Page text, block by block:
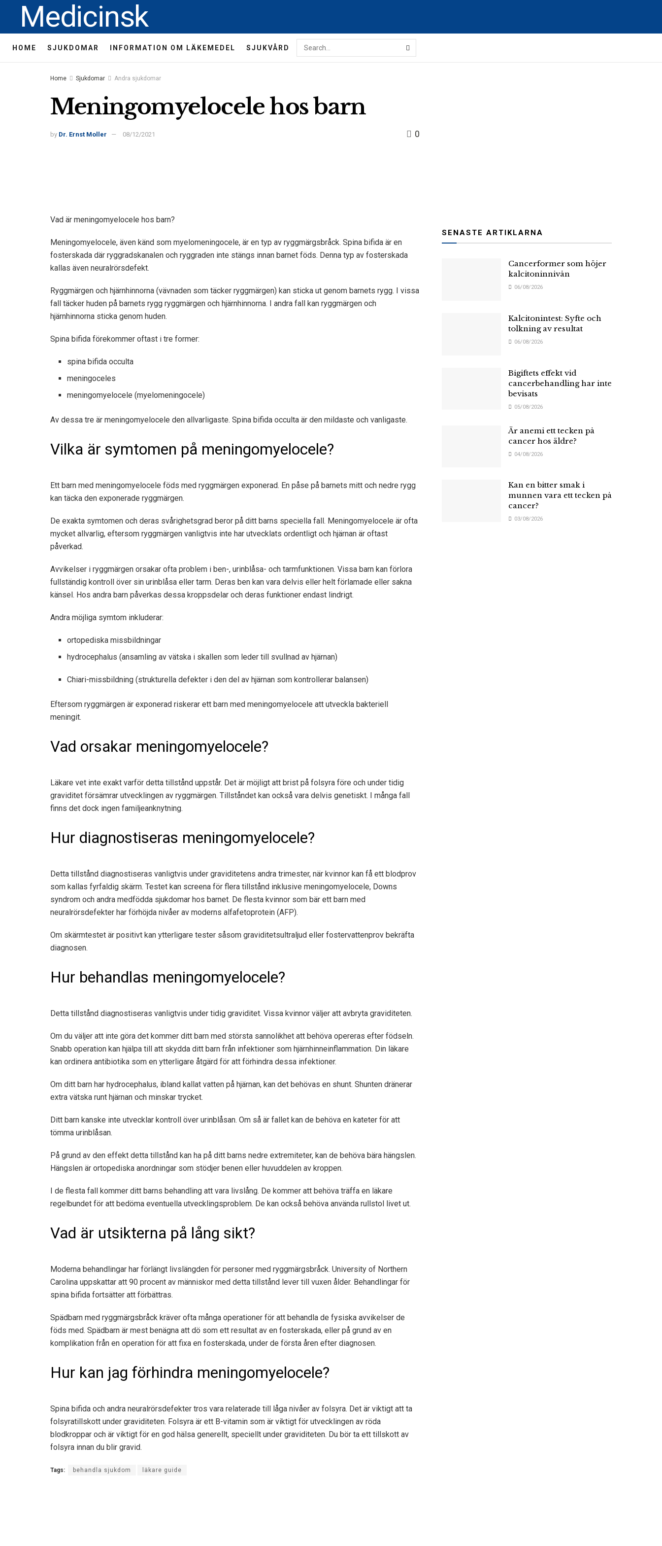
Medicinsk
HOME SJUKDOMAR INFORMATION OM LÄKEMEDEL SJUKVÅRD
Home Sjukdomar Andra sjukdomar
Meningomyelocele hos barn
by Dr. Ernst Moller 08/12/2021 0
Vad är meningomyelocele hos barn?
Meningomyelocele, även känd som myelomeningocele, är en typ av ryggmärgsbråck. Spina bifida är en
fosterskada där ryggradskanalen och ryggraden inte stängs innan barnet föds. Denna typ av fosterskada
kallas även neuralrörsdefekt.
Ryggmärgen och hjärnhinnorna (vävnaden som täcker ryggmärgen) kan sticka ut genom barnets rygg. I vissa
fall täcker huden på barnets rygg ryggmärgen och hjärnhinnorna. I andra fall kan ryggmärgen och
hjärnhinnorna sticka genom huden.
Spina bifida förekommer oftast i tre former:
spina bifida occulta
meningoceles
meningomyelocele (myelomeningocele)
Av dessa tre är meningomyelocele den allvarligaste. Spina bifida occulta är den mildaste och vanligaste.
Vilka är symtomen på meningomyelocele?
Ett barn med meningomyelocele föds med ryggmärgen exponerad. En påse på barnets mitt och nedre rygg
kan täcka den exponerade ryggmärgen.
De exakta symtomen och deras svårighetsgrad beror på ditt barns speciella fall. Meningomyelocele är ofta
mycket allvarlig, eftersom ryggmärgen vanligtvis inte har utvecklats ordentligt och hjärnan är oftast
påverkad.
Avvikelser i ryggmärgen orsakar ofta problem i ben-, urinblåsa- och tarmfunktionen. Vissa barn kan förlora
fullständig kontroll över sin urinblåsa eller tarm. Deras ben kan vara delvis eller helt förlamade eller sakna
känsel. Hos andra barn påverkas dessa kroppsdelar och deras funktioner endast lindrigt.
Andra möjliga symtom inkluderar:
ortopediska missbildningar
hydrocephalus (ansamling av vätska i skallen som leder till svullnad av hjärnan)
Chiari-missbildning (strukturella defekter i den del av hjärnan som kontrollerar balansen)
Eftersom ryggmärgen är exponerad riskerar ett barn med meningomyelocele att utveckla bakteriell
meningit.
Vad orsakar meningomyelocele?
Läkare vet inte exakt varför detta tillstånd uppstår. Det är möjligt att brist på folsyra före och under tidig
graviditet försämrar utvecklingen av ryggmärgen. Tillståndet kan också vara delvis genetiskt. I många fall
finns det dock ingen familjeanknytning.
Hur diagnostiseras meningomyelocele?
Detta tillstånd diagnostiseras vanligtvis under graviditetens andra trimester, när kvinnor kan få ett blodprov
som kallas fyrfaldig skärm. Testet kan screena för flera tillstånd inklusive meningomyelocele, Downs
syndrom och andra medfödda sjukdomar hos barnet. De flesta kvinnor som bär ett barn med
neuralrörsdefekter har förhöjda nivåer av moderns alfafetoprotein (AFP).
Om skärmtestet är positivt kan ytterligare tester såsom graviditetsultraljud eller fostervattenprov bekräfta
diagnosen.
Hur behandlas meningomyelocele?
Detta tillstånd diagnostiseras vanligtvis under tidig graviditet. Vissa kvinnor väljer att avbryta graviditeten.
Om du väljer att inte göra det kommer ditt barn med största sannolikhet att behöva opereras efter födseln.
Snabb operation kan hjälpa till att skydda ditt barn från infektioner som hjärnhinneinflammation. Din läkare
kan ordinera antibiotika som en ytterligare åtgärd för att förhindra dessa infektioner.
Om ditt barn har hydrocephalus, ibland kallat vatten på hjärnan, kan det behövas en shunt. Shunten dränerar
extra vätska runt hjärnan och minskar trycket.
Ditt barn kanske inte utvecklar kontroll över urinblåsan. Om så är fallet kan de behöva en kateter för att
tömma urinblåsan.
På grund av den effekt detta tillstånd kan ha på ditt barns nedre extremiteter, kan de behöva bära hängslen.
Hängslen är ortopediska anordningar som stödjer benen eller huvuddelen av kroppen.
I de flesta fall kommer ditt barns behandling att vara livslång. De kommer att behöva träffa en läkare
regelbundet för att bedöma eventuella utvecklingsproblem. De kan också behöva använda rullstol livet ut.
Vad är utsikterna på lång sikt?
Moderna behandlingar har förlängt livslängden för personer med ryggmärgsbråck. University of Northern
Carolina uppskattar att 90 procent av människor med detta tillstånd lever till vuxen ålder. Behandlingar för
spina bifida fortsätter att förbättras.
Spädbarn med ryggmärgsbråck kräver ofta många operationer för att behandla de fysiska avvikelser de
föds med. Spädbarn är mest benägna att dö som ett resultat av en fosterskada, eller på grund av en
komplikation från en operation för att fixa en fosterskada, under de första åren efter diagnosen.
Hur kan jag förhindra meningomyelocele?
Spina bifida och andra neuralrörsdefekter tros vara relaterade till låga nivåer av folsyra. Det är viktigt att ta
folsyratillskott under graviditeten. Folsyra är ett B-vitamin som är viktigt för utvecklingen av röda
blodkroppar och är viktigt för en god hälsa generellt, speciellt under graviditeten. Du bör ta ett tillskott av
folsyra innan du blir gravid.
Tags: behandla sjukdom läkare guide
SENASTE ARTIKLARNA
Cancerformer som höjer
kalcitoninnivån
06/08/2026
Kalcitonintest: Syfte och
tolkning av resultat
06/08/2026
Bigiftets effekt vid
cancerbehandling har inte
bevisats
05/08/2026
Är anemi ett tecken på
cancer hos äldre?
04/08/2026
Kan en bitter smak i
munnen vara ett tecken på
cancer?
03/08/2026